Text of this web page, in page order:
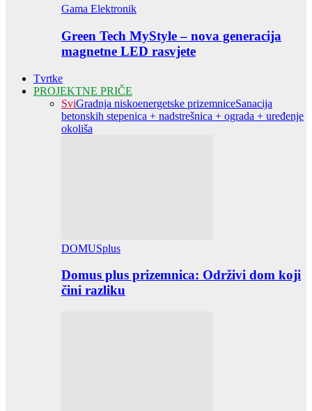
Gama Elektronik
Green Tech MyStyle – nova generacija
magnetne LED rasvjete
Tvrtke
PROJEKTNE PRIČE
SviGradnja niskoenergetske prizemniceSanacija
betonskih stepenica + nadstrešnica + ograda + uređenje
okoliša
DOMUSplus
Domus plus prizemnica: Održivi dom koji
čini razliku